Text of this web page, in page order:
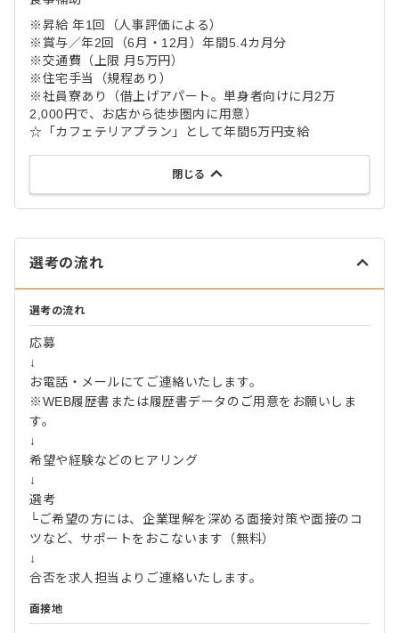
※昇給 年1回（人事評価による）
※賞与／年2回（6月・12月）年間5.4カ月分
※交通費（上限 月5万円）
※住宅手当（規程あり）
※社員寮あり（借上げアパート。単身者向けに月2万
2,000円で、お店から徒歩圏内に用意）
☆「カフェテリアプラン」として年間5万円支給
閉じる
選考の流れ
選考の流れ
応募
↓
お電話・メールにてご連絡いたします。
※WEB履歴書または履歴書データのご用意をお願いしま
す。
↓
希望や経験などのヒアリング
↓
選考
└ご希望の方には、企業理解を深める面接対策や面接のコ
ツなど、サポートをおこないます（無料）
↓
合否を求人担当よりご連絡いたします。
面接地